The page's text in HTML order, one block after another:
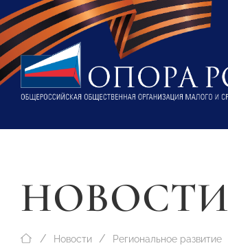
НОВОСТИ
Новости Региональное развитие